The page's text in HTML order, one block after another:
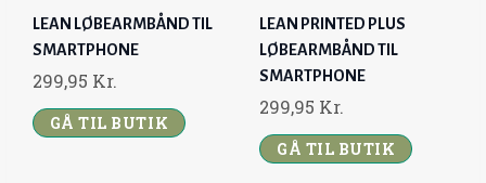
LEAN LØBEARMBÅND TIL
SMARTPHONE
299,95 Kr.
GÅ TIL BUTIK
LEAN PRINTED PLUS
LØBEARMBÅND TIL
SMARTPHONE
299,95 Kr.
GÅ TIL BUTIK